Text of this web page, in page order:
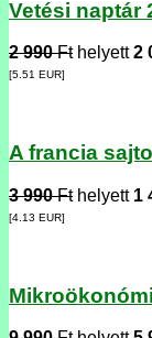
Vetési naptár
2 990 Fthelyett2
[5.51 EUR]
A francia
3 990 Fthelyett 1
[4.13 EUR]